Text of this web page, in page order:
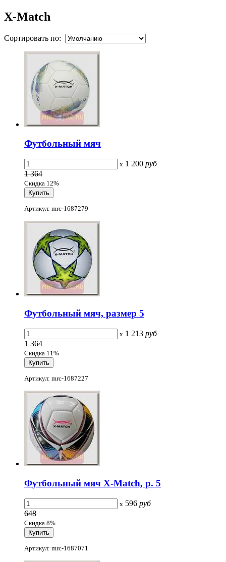
X-Match
Сортировать по:
Футбольный мяч
x 1 200 руб
1 364
Скидка 12%
Артикул: mrc-1687279
Футбольный мяч, размер 5
x 1 213 руб
1 364
Скидка 11%
Артикул: mrc-1687227
Футбольный мяч X-Match, р. 5
x 596 руб
648
Скидка 8%
Артикул: mrc-1687071